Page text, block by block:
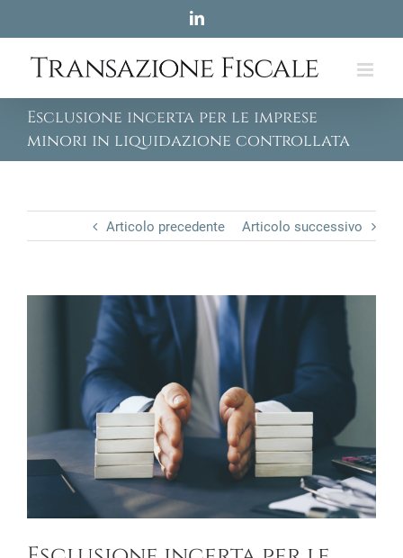
content
LinkedIn
Esclusione incerta per le imprese
minori in liquidazione controllata
Articolo precedente Articolo successivo